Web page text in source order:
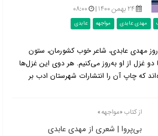
۲۴ بهمن ۱۴۰۰ | ۰۸:۰۰
مهدی عابدی مواجهه عابدی
مهدی عابدی، شاعر خوب کشورمان، ستون
غزل از او به‌روز می‌کنیم. هر دوی این غزل‌ها
که چاپ آن را انتشارات شهرستان ادب بر
از کتاب «مواجهه»
بی‌پروا | شعری از مهدی عابدی